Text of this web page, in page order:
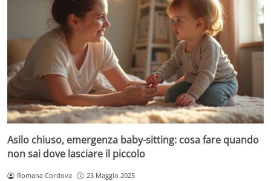
Asilo chiuso, emergenza baby-sitting: cosa fare quando
non sai dove lasciare il piccolo
Romana Cordova 23 Maggio 2025